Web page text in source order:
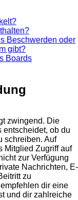
Beschwerden oder
gibt?
Boards
zwingend. Die
entscheidet, ob du
schreiben. Auf
Mitglied Zugriff auf
zur Verfügung
Nachrichten, E-
zu
dir eine
und dir zahlreiche